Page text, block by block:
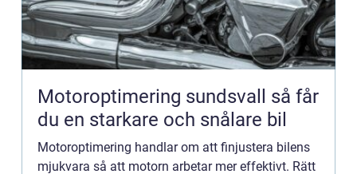
Motoroptimering sundsvall så får
du en starkare och snålare bil
Motoroptimering handlar om att finjustera bilens
mjukvara så att motorn arbetar mer effektivt. Rätt